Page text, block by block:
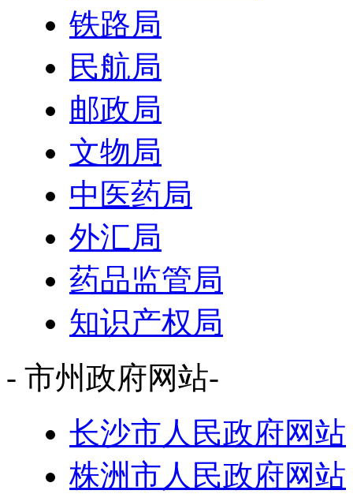
铁路局
民航局
邮政局
文物局
中医药局
外汇局
药品监管局
知识产权局
- 市州政府网站-
长沙市人民政府网站
株洲市人民政府网站